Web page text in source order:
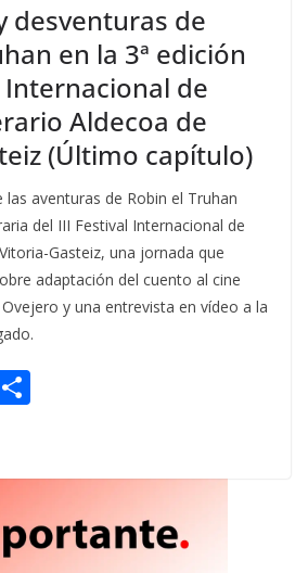
desventuras de
en la 3ª edición
Internacional de
Aldecoa de
(Último capítulo)
aventuras de Robin el Truhan
del III Festival Internacional de
Gasteiz, una jornada que
adaptación del cuento al cine
y una entrevista en vídeo a la
p
ar
ti